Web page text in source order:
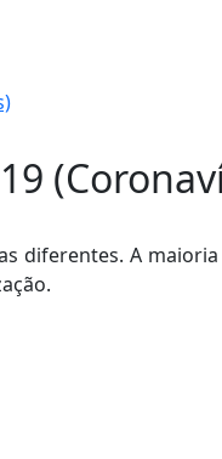
diferentes. A